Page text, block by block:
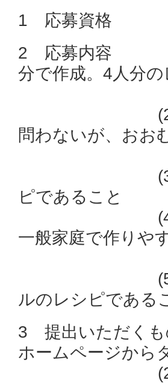
1 応募資格 市
2 応募内容 (1)
分で作成。4人分
野菜を300
(2)おかず
問わないが、おお
1時間以
(3)おいし
ピであること
(4)手に入
一般家庭で作りや
レシピ
(5)応募者
ルのレシピである
3 提出いただくも
ホームページから
(2)完成